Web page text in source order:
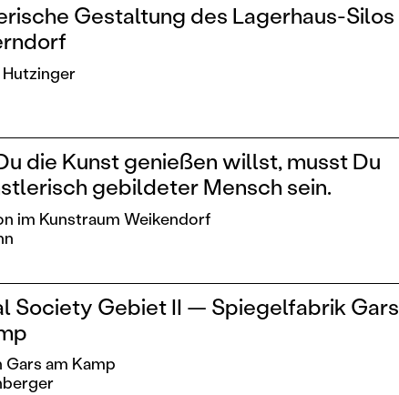
Gestaltung des Lagerhaus-Silos
die Kunst genießen willst, musst Du
gebildeter Mensch sein.
im Kunstraum Weikendorf
Society Gebiet II — Spiegelfabrik Gars
am Kamp